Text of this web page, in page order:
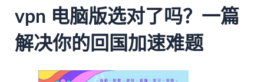
vpn 电脑版选对了吗？一篇
解决你的回国加速难题